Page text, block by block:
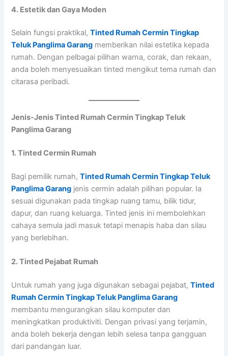
4. Estetik dan Gaya Moden
Selain fungsi praktikal,Tinted Rumah Cermin Tingkap
Teluk Panglima Garang memberikan nilai estetika kepada
rumah. Dengan pelbagai pilihan warna, corak, dan rekaan,
anda boleh menyesuaikan tinted mengikut tema rumah dan
citarasa peribadi.
Jenis-Jenis Tinted Rumah Cermin Tingkap Teluk
Panglima Garang
1. Tinted Cermin Rumah
Bagi pemilik rumah,Tinted Rumah Cermin Tingkap Teluk
Panglima Garang jenis cermin adalah pilihan popular. Ia
sesuai digunakan pada tingkap ruang tamu, bilik tidur,
dapur, dan ruang keluarga. Tinted jenis ini membolehkan
cahaya semula jadi masuk tetapi menapis haba dan silau
yang berlebihan.
2. Tinted Pejabat Rumah
Untuk rumah yang juga digunakan sebagai pejabat,Tinted
Rumah Cermin Tingkap Teluk Panglima Garang
membantu mengurangkan silau komputer dan
meningkatkan produktiviti. Dengan privasi yang terjamin,
anda boleh bekerja dengan lebih selesa tanpa gangguan
dari pandangan luar.